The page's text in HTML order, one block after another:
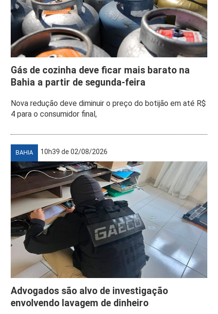
Gás de cozinha deve ficar mais barato na
Bahia a partir de segunda-feira
Nova redução deve diminuir o preço do botijão em até R$
4 para o consumidor final,
BAHIA 10h39 de 02/08/2026
Advogados são alvo de investigação
envolvendo lavagem de dinheiro